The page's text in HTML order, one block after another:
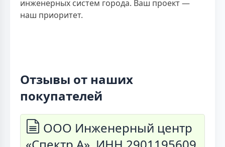
инженерных систем города. Ваш проект —
наш приоритет.
Отзывы от наших
покупателей
ООО Инженерный центр